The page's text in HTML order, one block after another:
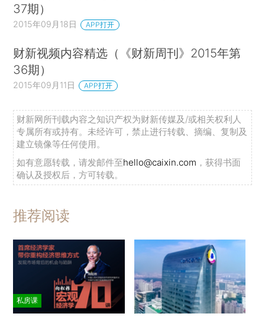
37期）
2015年09月18日 APP打开
财新视频内容精选（《财新周刊》2015年第
36期）
2015年09月11日 APP打开
财新网所刊载内容之知识产权为财新传媒及/或相关权利人
专属所有或持有。未经许可，禁止进行转载、摘编、复制及
建立镜像等任何使用。
如有意愿转载，请发邮件至hello@caixin.com ，获得书面
确认及授权后，方可转载。
推荐阅读
私房课